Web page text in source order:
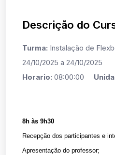
Descrição do
Turma: Instalação de
24/10/2025 a 24/10/2025
Horario: 08:00:00
8h às 9h30
Recepção dos participantes e
Apresentação do professor;